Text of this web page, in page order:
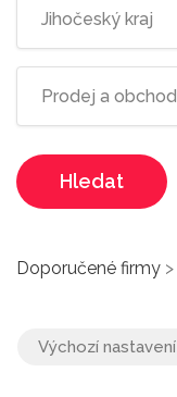
Hledat
Doporučené firmy >